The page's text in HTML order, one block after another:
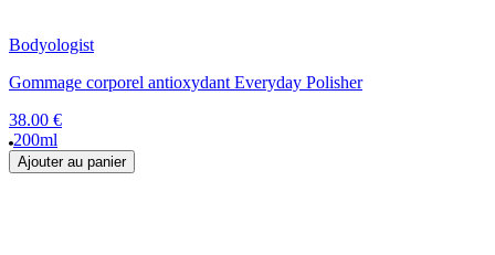
Bodyologist
Gommage corporel antioxydant Everyday Polisher
38.00 €
200ml
Ajouter au panier